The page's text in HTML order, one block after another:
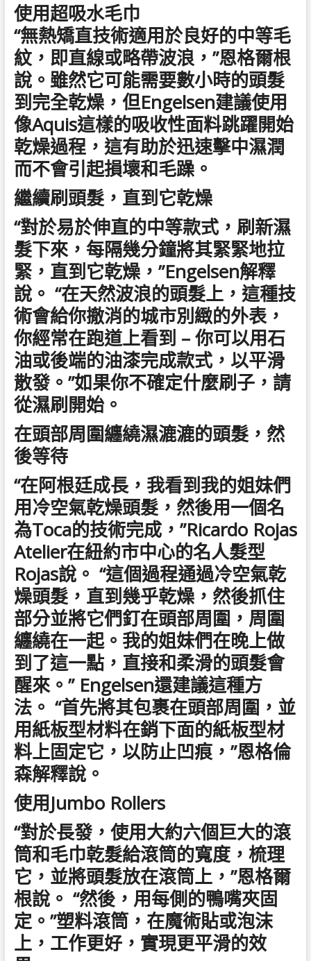
使用超吸水毛巾
“無熱矯直技術適用於良好的中等毛
紋，即直線或略帶波浪，”恩格爾根
說。雖然它可能需要數小時的頭髮
到完全乾燥，但Engelsen建議使用
像Aquis這樣的吸收性面料跳躍開始
乾燥過程，這有助於迅速擊中濕潤
而不會引起損壞和毛躁。
繼續刷頭髮，直到它乾燥
“對於易於伸直的中等款式，刷新濕
髮下來，每隔幾分鐘將其緊緊地拉
緊，直到它乾燥，”Engelsen解釋
說。 “在天然波浪的頭髮上，這種技
術會給你撤消的城市別緻的外表，
你經常在跑道上看到 – 你可以用石
油或後端的油漆完成款式，以平滑
散發。”如果你不確定什麼刷子，請
從濕刷開始。
在頭部周圍纏繞濕漉漉的頭髮，然
後等待
“在阿根廷成長，我看到我的姐妹們
用冷空氣乾燥頭髮，然後用一個名
為Toca的技術完成，”Ricardo Rojas
Atelier在紐約市中心的名人髮型
Rojas說。 “這個過程通過冷空氣乾
燥頭髮，直到幾乎乾燥，然後抓住
部分並將它們釘在頭部周圍，周圍
纏繞在一起。我的姐妹們在晚上做
到了這一點，直接和柔滑的頭髮會
醒來。” Engelsen還建議這種方
法。 “首先將其包裹在頭部周圍，並
用紙板型材料在銷下面的紙板型材
料上固定它，以防止凹痕，”恩格倫
森解釋說。
使用Jumbo Rollers
“對於長發，使用大約六個巨大的滾
筒和毛巾乾髮給滾筒的寬度，梳理
它，並將頭髮放在滾筒上，”恩格爾
根說。 “然後，用每側的鴨嘴夾固
定。”塑料滾筒，在魔術貼或泡沫
上，工作更好，實現更平滑的效